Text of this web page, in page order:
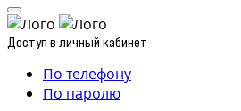
Доступ в личный кабинет
По телефону
По паролю